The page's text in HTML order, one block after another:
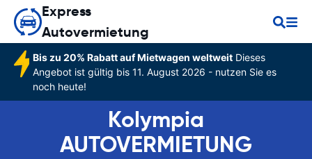
Express
Autovermietung
Bis zu 20% Rabatt auf Mietwagen weltweitDieses
Angebot ist gültig bis 11. August 2026 - nutzen Sie es
noch heute!
Kolympia
AUTOVERMIETUNG